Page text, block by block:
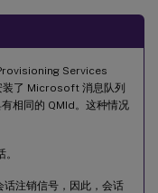
Services
装了 Microsoft 消息队列
相同的 QMId。这种情况
注销信号，因此，会话